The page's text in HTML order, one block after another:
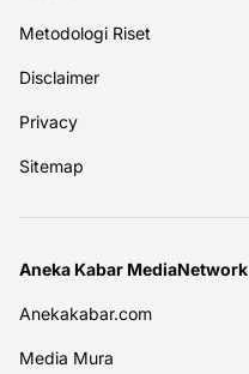
Metodologi Riset
Disclaimer
Privacy
Sitemap
Aneka Kabar MediaNetwork
Anekakabar.com
Media Mura